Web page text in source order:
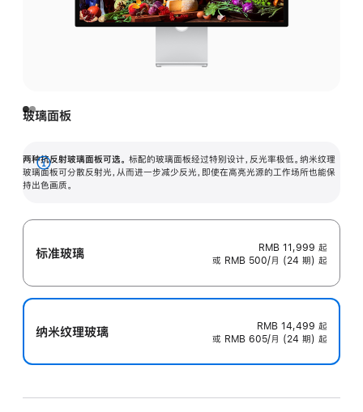
玻璃面板
两种抗反射玻璃面板可选。 标配的玻璃面板经过特别设计，反光率极低。纳米纹理
玻璃面板可分散反射光，从而进一步减少反光，即使在高亮光源的工作场所也能保
持出色画质。
展
开
标准玻璃 RMB 11,999 起
或 RMB 500/月 (24 期) 起
纳米纹理玻璃 RMB 14,499 起
或 RMB 605/月 (24 期) 起